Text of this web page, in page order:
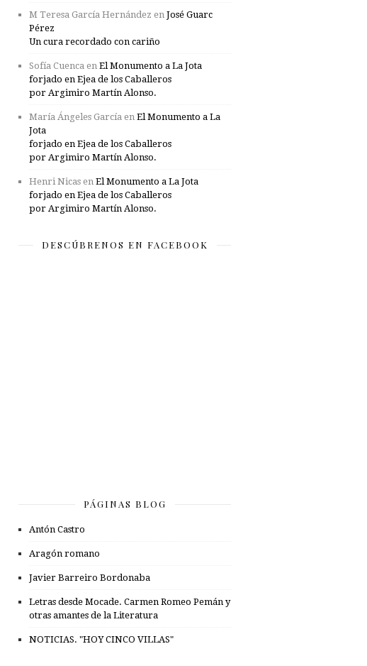
M Teresa García Hernández en José Guarc
Pérez
Un cura recordado con cariño
Sofía Cuenca en El Monumento a La Jota
forjado en Ejea de los Caballeros
por Argimiro Martín Alonso.
María Ángeles García en El Monumento a La
Jota
forjado en Ejea de los Caballeros
por Argimiro Martín Alonso.
Henri Nicas en El Monumento a La Jota
forjado en Ejea de los Caballeros
por Argimiro Martín Alonso.
DESCÚBRENOS EN FACEBOOK
PÁGINAS BLOG
Antón Castro
Aragón romano
Javier Barreiro Bordonaba
Letras desde Mocade. Carmen Romeo Pemán y
otras amantes de la Literatura
NOTICIAS. "HOY CINCO VILLAS"